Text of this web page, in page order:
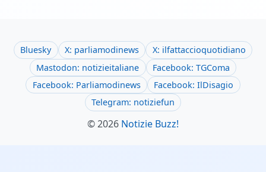
Bluesky X: parliamodinews
X: ilfattaccioquotidiano
Mastodon: notizieitaliane
Facebook: TGComa
Facebook: Parliamodinews
Facebook: IlDisagio
Telegram: notiziefun
© 2026 Notizie Buzz!